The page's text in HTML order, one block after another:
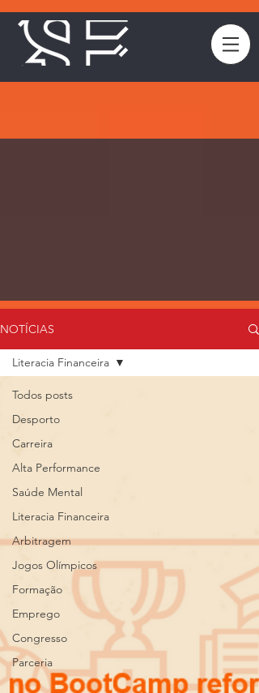
NOTÍCIAS
Todos posts
Desporto
Carreira
Alta Performance
Saúde Mental
Literacia Financeira
Arbitragem
Jogos Olímpicos
Formação
Emprego
Congresso
Parceria
Literacia Financeira